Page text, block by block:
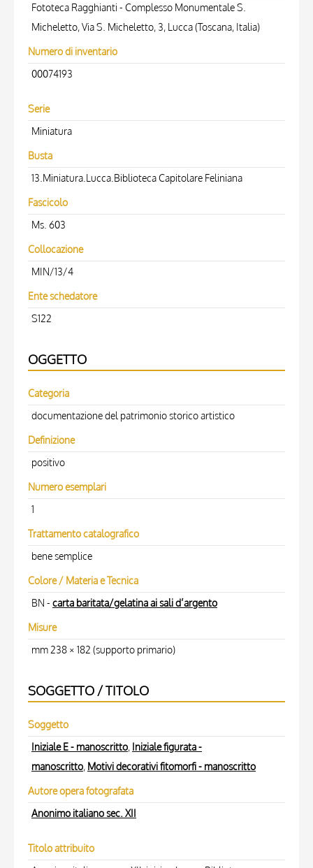
Fototeca Ragghianti - Complesso Monumentale S.
Micheletto, Via S. Micheletto, 3, Lucca (Toscana, Italia)
Numero di inventario
00074193
Serie
Miniatura
Busta
13.Miniatura.Lucca.Biblioteca Capitolare Feliniana
Fascicolo
Ms. 603
Collocazione
MIN/13/4
Ente schedatore
S122
OGGETTO
Categoria
documentazione del patrimonio storico artistico
Definizione
positivo
Numero esemplari
1
Trattamento catalografico
bene semplice
Colore / Materia e Tecnica
BN - carta baritata/gelatina ai sali d’argento
Misure
mm 238 × 182 (supporto primario)
SOGGETTO / TITOLO
Soggetto
Iniziale E - manoscritto, Iniziale figurata -
manoscritto, Motivi decorativi fitomorfi - manoscritto
Autore opera fotografata
Anonimo italiano sec. XII
Titolo attribuito